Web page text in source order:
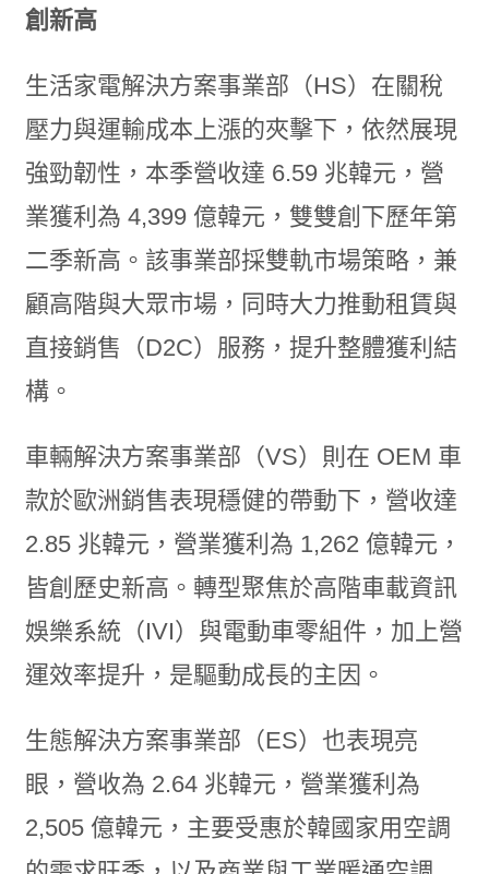
創新高
生活家電解決方案事業部（HS）在關稅
壓力與運輸成本上漲的夾擊下，依然展現
強勁韌性，本季營收達 6.59 兆韓元，營
業獲利為 4,399 億韓元，雙雙創下歷年第
二季新高。該事業部採雙軌市場策略，兼
顧高階與大眾市場，同時大力推動租賃與
直接銷售（D2C）服務，提升整體獲利結
構。
車輛解決方案事業部（VS）則在 OEM 車
款於歐洲銷售表現穩健的帶動下，營收達
2.85 兆韓元，營業獲利為 1,262 億韓元，
皆創歷史新高。轉型聚焦於高階車載資訊
娛樂系統（IVI）與電動車零組件，加上營
運效率提升，是驅動成長的主因。
生態解決方案事業部（ES）也表現亮
眼，營收為 2.64 兆韓元，營業獲利為
2,505 億韓元，主要受惠於韓國家用空調